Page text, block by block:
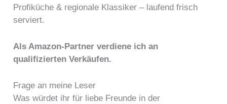
Profiküche & regionale Klassiker – laufend frisch
serviert.
Als Amazon-Partner verdiene ich an
qualifizierten Verkäufen.
Frage an meine Leser
Was würdet ihr für liebe Freunde in der